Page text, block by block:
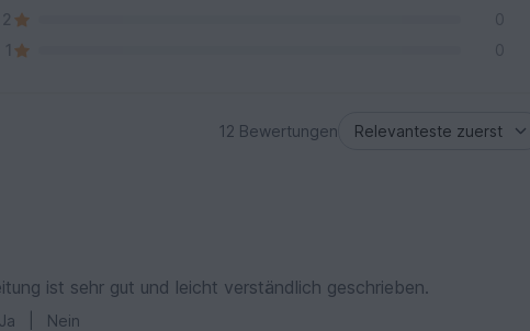
2
0
0
12 Bewertungen
ist sehr gut und leicht verständlich geschrieben.
Ja Nein